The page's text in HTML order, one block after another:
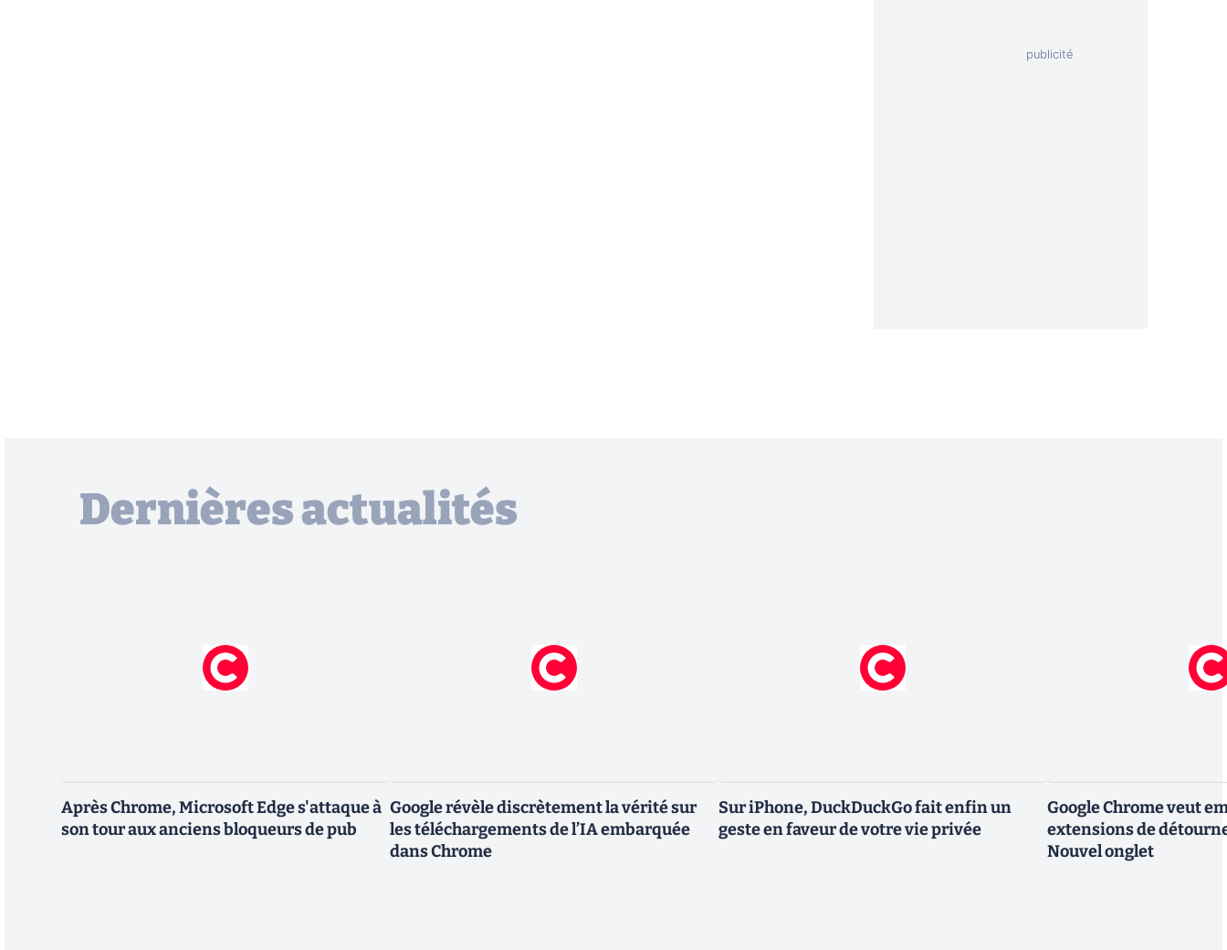
Dernières actualités
Après Chrome, Microsoft Edge s'attaque à
son tour aux anciens bloqueurs de pub
Google révèle discrètement la vérité sur
les téléchargements de l’IA embarquée
dans Chrome
Sur iPhone, DuckDuckGo fait enfin un
geste en faveur de votre vie privée
Google Chrome veut
extensions de
Nouvel onglet